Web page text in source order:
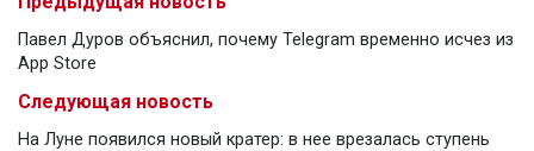
Павел Дуров объяснил, почему Telegram временно исчез из
App Store
Следующая новость
На Луне появился новый кратер: в нее врезалась ступень